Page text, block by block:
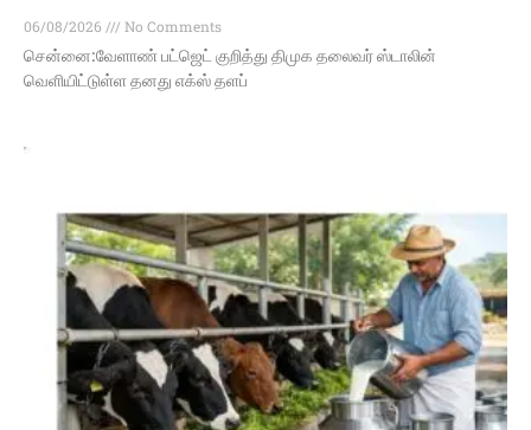
06/08/2026
No Comments
சென்னை:வேளாண் பட்ஜெட் குறித்து திமுக தலைவர் ஸ்டாலின்
வெளியிட்டுள்ள தனது எக்ஸ் தளப்